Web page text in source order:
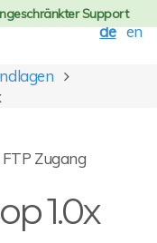
de en
Zugang
1.0x
Support